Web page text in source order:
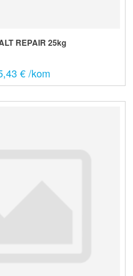
REPAIR 25kg
€ /kom